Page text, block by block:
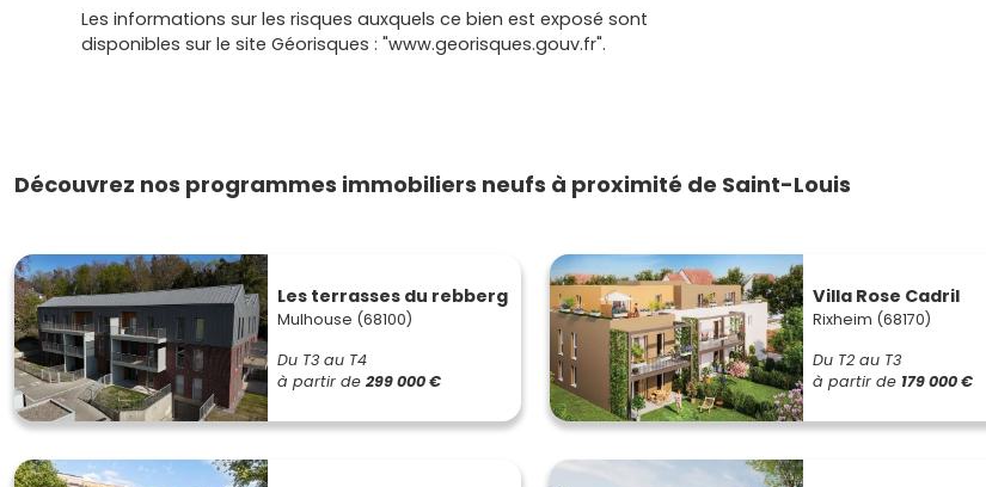
Les informations sur les risques auxquels ce bien est exposé sont
disponibles sur le site Géorisques : "www.georisques.gouv.fr".
Découvrez nos programmes immobiliers neufs à proximité de Saint-Louis
Les terrasses du rebberg
Mulhouse (68100)
Du T3 au T4
à partir de 299 000 €
Villa Rose Cadril
Rixheim (68170)
Du T2 au T3
à partir de 179 000 €